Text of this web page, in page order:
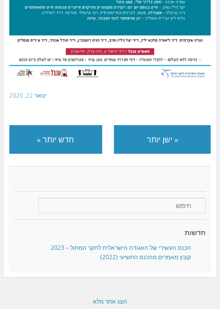
ינואר 22, 2020
« ישן יותר חדש יותר »
חדשות
הכנס העשירי של האגודה הישראלית לחקר המחול – 2023
קובץ מאמרים מהכנס התשיעי (2022)
הצג אתר מלא